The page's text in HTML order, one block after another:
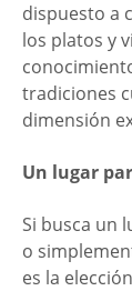
dispuesto a
los platos y
tradiciones
dimensión
Un lugar
Si busca un
o
es la